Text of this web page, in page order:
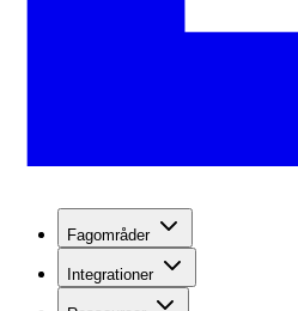
Fagområder
Integrationer